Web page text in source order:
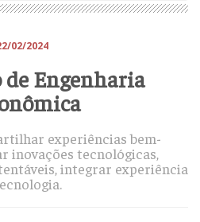
02/2024
Engenharia
experiências bem-
inovações tecnológicas,
integrar experiência